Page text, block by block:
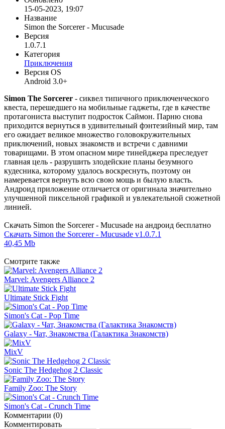
15-05-2023, 19:07
Название
Simon the Sorcerer - Mucusade
Версия
1.0.7.1
Категория
Приключения
Версия OS
Android 3.0+
Simon The Sorcerer - сиквел типичного приключенческого
квеста, перешедшего на мобильные гаджеты, где в качестве
протагониста выступит подросток Саймон. Парню снова
приходится вернуться в удивительный фэнтезийный мир, там
его ожидает великое множество головокружительных
приключений, новых знакомств и встречи с давними
товарищами. В этом опасном мире тинейджера преследует
главная цель - разрушить злодейские планы безумного
кудесника, которому удалось воскреснуть, поэтому он
намеревается вернуть всю свою мощь и былую власть.
Андроид приложение отличается от оригинала значительно
улучшенной пиксельной графикой и увлекательной сюжетной
линией.
Скачать Simon the Sorcerer - Mucusade на андроид бесплатно
Скачать Simon the Sorcerer - Mucusade v1.0.7.1
40,45 Mb
Смотрите также
Marvel: Avengers Alliance 2
Ultimate Stick Fight
Simon's Cat - Pop Time
Galaxy - Чат, Знакомства (Галактика Знакомств)
MixV
Sonic The Hedgehog 2 Classic
Family Zoo: The Story
Simon's Cat - Crunch Time
Комментарии (0)
Комментировать